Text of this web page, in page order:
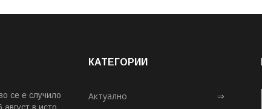
се е случило
август в исто...
КАТЕГОРИИ
Актуално ⇒